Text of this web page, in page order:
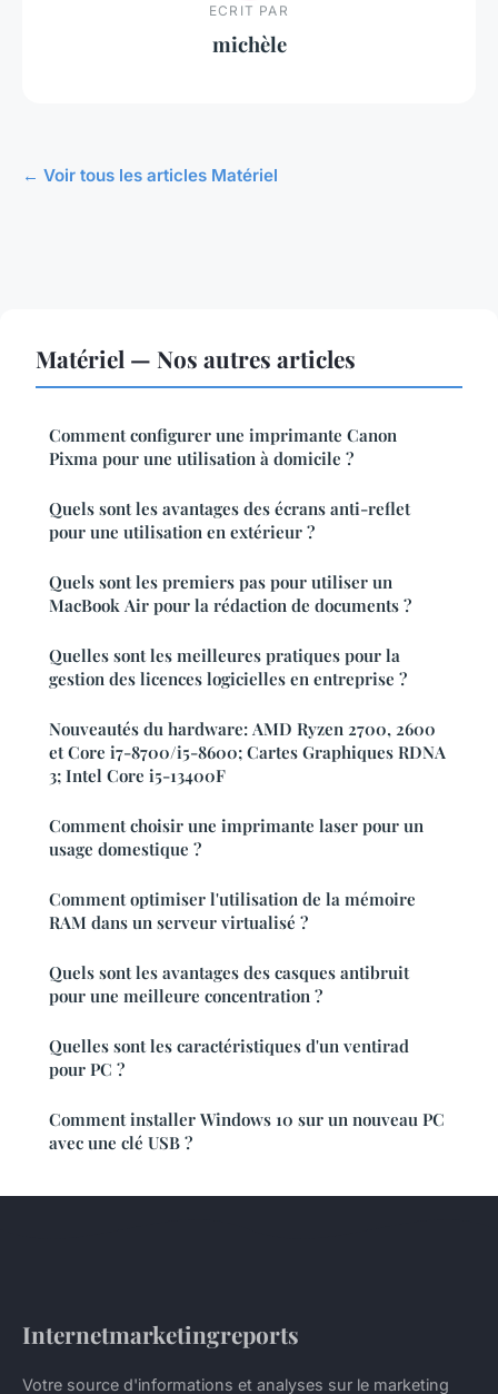
ECRIT PAR
michèle
← Voir tous les articles Matériel
Matériel — Nos autres articles
Comment configurer une imprimante Canon
Pixma pour une utilisation à domicile ?
Quels sont les avantages des écrans anti-reflet
pour une utilisation en extérieur ?
Quels sont les premiers pas pour utiliser un
MacBook Air pour la rédaction de documents ?
Quelles sont les meilleures pratiques pour la
gestion des licences logicielles en entreprise ?
Nouveautés du hardware: AMD Ryzen 2700, 2600
et Core i7-8700/i5-8600; Cartes Graphiques RDNA
3; Intel Core i5-13400F
Comment choisir une imprimante laser pour un
usage domestique ?
Comment optimiser l'utilisation de la mémoire
RAM dans un serveur virtualisé ?
Quels sont les avantages des casques antibruit
pour une meilleure concentration ?
Quelles sont les caractéristiques d'un ventirad
pour PC ?
Comment installer Windows 10 sur un nouveau PC
avec une clé USB ?
Internetmarketingreports
Votre source d'informations et analyses sur le marketing